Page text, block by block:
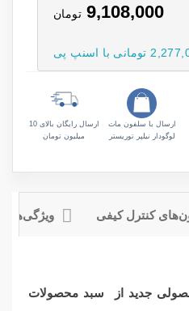
9,108,000 تومان
ارسال با سلفون مات
لوگودار نیلپر توریستر
ارسال رایگان بالای 10
میلیون تومان
کنترل کیفی
جدید از سبد محصولات